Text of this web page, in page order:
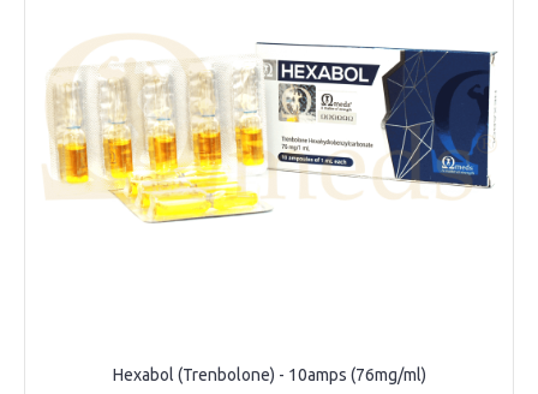
Hexabol (Trenbolone) - 10amps (76mg/ml)